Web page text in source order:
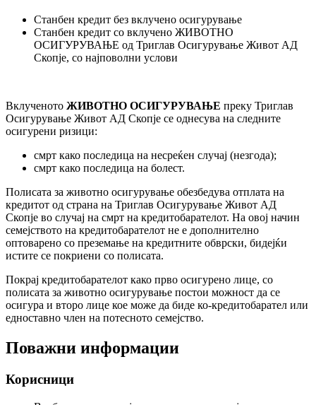
Станбен кредит без вклучено осигурување
Станбен кредит со вклучено ЖИВОТНО
ОСИГУРУВАЊЕ од Триглав Осигурување Живот АД
Скопје, со најповолни услови
Вклученото ЖИВОТНО ОСИГУРУВАЊЕ преку Триглав
Осигурување Живот АД Скопје се однесува на следните
осигурени ризици:
смрт како последица на несреќен случај (незгода);
смрт како последица на болест.
Полисата за животно осигурување обезбедува отплата на
кредитот од страна на Триглав Осигурување Живот АД
Скопје во случај на смрт на кредитобарателот. На овој начин
семејството на кредитобарателот не е дополнително
оптоваренo со преземање на кредитните обврски, бидејќи
истите се покриени со полисата.
Покрај кредитобарателот како прво осигурено лице, со
полисата за животно осигурување постои можност да се
осигура и второ лице кое може да биде ко-кредитобарател или
едноставно член на потесното семејство.
Поважни информации
Корисници